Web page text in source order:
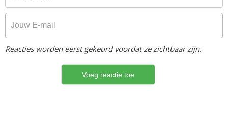
Reacties worden eerst gekeurd voordat ze zichtbaar zijn.